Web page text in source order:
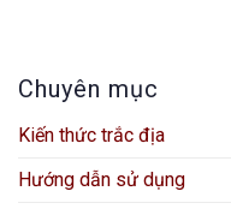
Chuyên mục
Kiến thức trắc địa
Hướng dẫn sử dụng